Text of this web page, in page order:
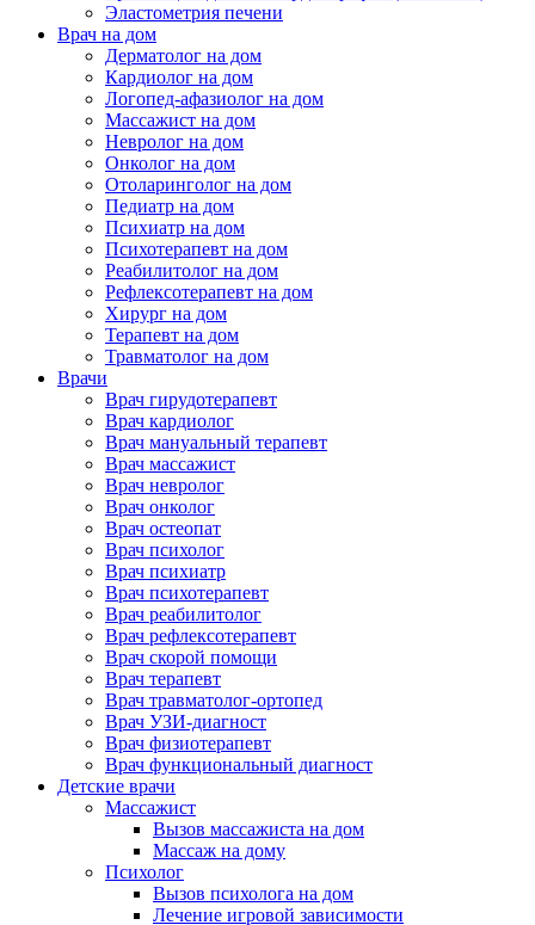
Эластометрия печени
Врач на дом
Дерматолог на дом
Кардиолог на дом
Логопед-афазиолог на дом
Массажист на дом
Невролог на дом
Онколог на дом
Отоларинголог на дом
Педиатр на дом
Психиатр на дом
Психотерапевт на дом
Реабилитолог на дом
Рефлексотерапевт на дом
Хирург на дом
Терапевт на дом
Травматолог на дом
Врачи
Врач гирудотерапевт
Врач кардиолог
Врач мануальный терапевт
Врач массажист
Врач невролог
Врач онколог
Врач остеопат
Врач психолог
Врач психиатр
Врач психотерапевт
Врач реабилитолог
Врач рефлексотерапевт
Врач скорой помощи
Врач терапевт
Врач травматолог-ортопед
Врач УЗИ-диагност
Врач физиотерапевт
Врач функциональный диагност
Детские врачи
Массажист
Вызов массажиста на дом
Массаж на дому
Психолог
Вызов психолога на дом
Лечение игровой зависимости